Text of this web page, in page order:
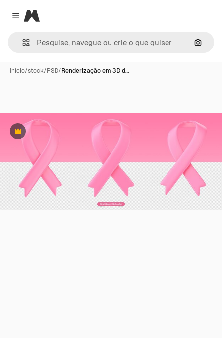
Close menu
Magnific
Início/stock/PSD/Renderização em 3D d…
Premium